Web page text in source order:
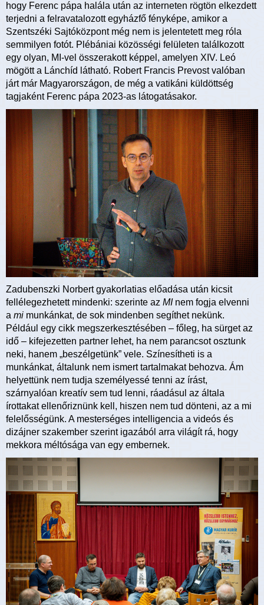
hogy Ferenc pápa halála után az interneten rögtön elkezdett
terjedni a felravatalozott egyházfő fényképe, amikor a
Szentszéki Sajtóközpont még nem is jelentetett meg róla
semmilyen fotót. Plébániai közösségi felületen találkozott
egy olyan, MI-vel összerakott képpel, amelyen XIV. Leó
mögött a Lánchíd látható. Robert Francis Prevost valóban
járt már Magyarországon, de még a vatikáni küldöttség
tagjaként Ferenc pápa 2023-as látogatásakor.
Zadubenszki Norbert gyakorlatias előadása után kicsit
fellélegezhetett mindenki: szerinte az MInem fogja elvenni
a mi munkánkat, de sok mindenben segíthet nekünk.
Például egy cikk megszerkesztésében – főleg, ha sürget az
idő – kifejezetten partner lehet, ha nem parancsot osztunk
neki, hanem „beszélgetünk” vele. Színesítheti is a
munkánkat, általunk nem ismert tartalmakat behozva. Ám
helyettünk nem tudja személyessé tenni az írást,
szárnyalóan kreatív sem tud lenni, ráadásul az általa
írottakat ellenőriznünk kell, hiszen nem tud dönteni, az a mi
felelősségünk. A mesterséges intelligencia a videós és
dizájner szakember szerint igazából arra világít rá, hogy
mekkora méltósága van egy embernek.